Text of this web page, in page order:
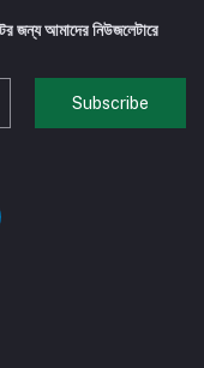
জন্য আমাদের নিউজলেটারে
Subscribe